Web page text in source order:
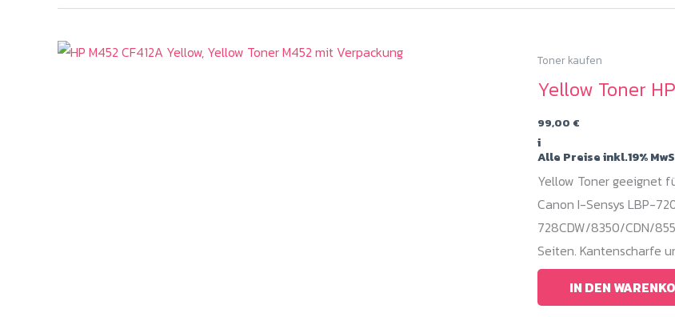
Toner kaufen
Yellow Toner
99,00 €
i
Alle Preise inkl.19%
Yellow Toner geeignet
Canon I-Sensys LBP-
728CDW/8350/CDN/
Seiten. Kantenscharfe
IN DEN